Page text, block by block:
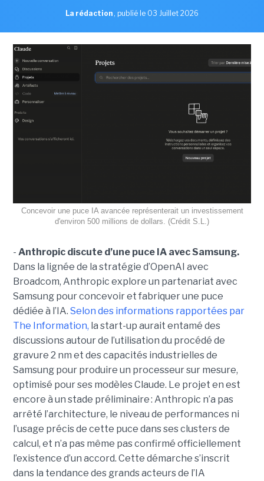
La rédaction , publié le 03 Juillet 2026
Concevoir une puce IA avancée représenterait un investissement
d'environ 500 millions de dollars. (Crédit S.L.)
- Anthropic discute d’une puce IA avec Samsung.
Dans la lignée de la stratégie d’OpenAI avec
Broadcom, Anthropic explore un partenariat avec
Samsung pour concevoir et fabriquer une puce
dédiée à l’IA. Selon des informations rapportées par
The Information, la start-up aurait entamé des
discussions autour de l’utilisation du procédé de
gravure 2 nm et des capacités industrielles de
Samsung pour produire un processeur sur mesure,
optimisé pour ses modèles Claude. Le projet en est
encore à un stade préliminaire : Anthropic n’a pas
arrêté l’architecture, le niveau de performances ni
l’usage précis de cette puce dans ses clusters de
calcul, et n’a pas même pas confirmé officiellement
l’existence d’un accord. Cette démarche s’inscrit
dans la tendance des grands acteurs de l’IA